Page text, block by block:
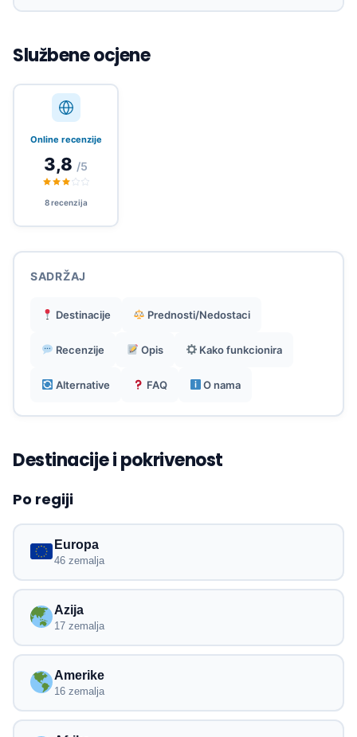
paketima (Europa 42 zemlje, Azija 21, itd.).
Fleksibilni planovi 1GB-50GB do 180 dana,
dopušten hotspot.
Ultra-brza aktivacija putem aplikacije ili weba,
bez promjene glavnog broja.
ugovora ili skrivenih troškova.
Americi.
Službene ocjene
Online recenzije
3,8 /5
8 recenzija
SADRŽAJ
Destinacije Prednosti/Nedostaci
Recenzije Opis Kako funkcionira
Alternative FAQ O nama
Destinacije i pokrivenost
Po regiji
Europa
46 zemalja
Azija
17 zemalja
Amerike
16 zemalja